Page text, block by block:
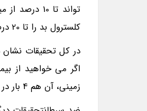
کلسترول بد را تا 20 درصد پایین آورد.
اگر می خواهید از
زمینی، آن هم 4 بار در هفته آغاز کنید.